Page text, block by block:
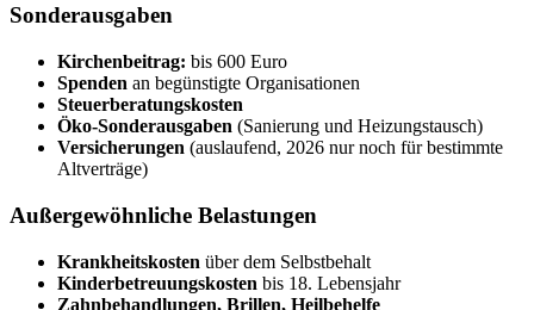
Sonderausgaben
Kirchenbeitrag: bis 600 Euro
Spenden an begünstigte Organisationen
Steuerberatungskosten
Öko-Sonderausgaben (Sanierung und Heizungstausch)
Versicherungen (auslaufend, 2026 nur noch für bestimmte
Altverträge)
Außergewöhnliche Belastungen
Krankheitskosten über dem Selbstbehalt
Kinderbetreuungskosten bis 18. Lebensjahr
Zahnbehandlungen, Brillen, Heilbehelfe